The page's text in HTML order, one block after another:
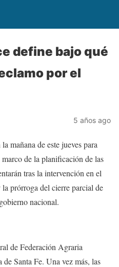
define bajo qué
por el
5 años ago
mañana de este jueves para
de la planificación de las
tras la intervención en el
prórroga del cierre parcial de
nacional.
de Federación Agraria
Santa Fe. Una vez más, las